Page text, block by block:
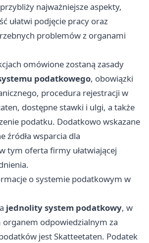
najważniejsze aspekty,
ułatwi podjęcie pracy oraz
problemów z organami
omówione zostaną zasady
podatkowego, obowiązki
procedura rejestracji w
dostępne stawki i ulgi, a także
podatku. Dodatkowo wskazane
źródła wsparcia dla
tym oferta firmy ułatwiającej
o systemie podatkowym w
jednolity system podatkowy, w
odpowiedzialnym za
jest Skatteetaten. Podatek